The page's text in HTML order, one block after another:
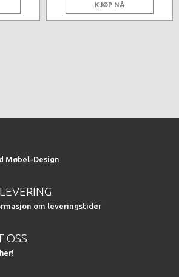
KJØP NÅ
Møbel-Design
om leveringstider
OSS